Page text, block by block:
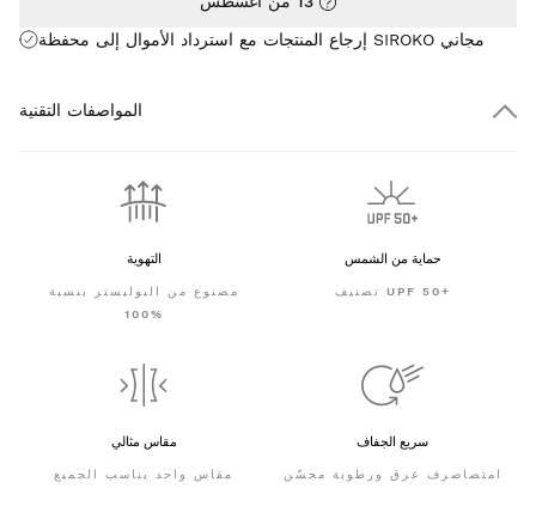
إرجاع المنتجات مع استرداد الأموال إلى محفظة SIROKO مجاني
المواصفات التقنية
التهوية
مصنوع من البوليستر بنسبة
100%
حماية من الشمس
تصنيف UPF 50+
مقاس مثالي
مقاس واحد يناسب الجميع
سريع الجفاف
امتصاصرف عرق ورطوبة محسّن